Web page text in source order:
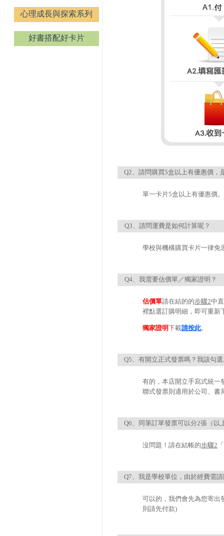
心理成長與探索系列
好書搭配好卡片
Q2、請問購買5盒以上有優惠價，
單一卡片5盒以上有優惠價。
Q3、請問運費是如何計算呢？
學校與機構購買卡片一律免
Q4、我需要估價單／獨家證明？
估價單請在結的的步驟2中
裡點選訂購明細，即可重新
獨家證明下載請按此。
Q5、有開立正式發票嗎？我該勾
有的，本店開立手寫式統一
聯式發票則適用於公司、書
Q6、同筆訂單發票可以分2張（以
沒問題！請在結帳的步驟2
Q7、我是學校單位，由於經費需
可以的，我們會先為您寄出
則請先付款)